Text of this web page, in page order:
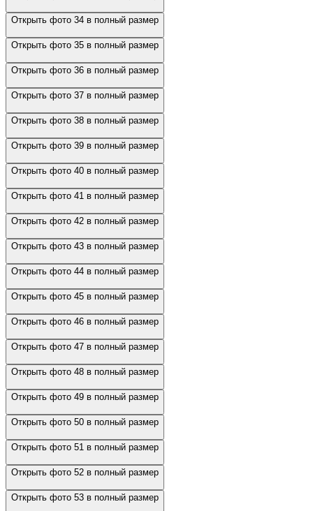
Открыть фото 34 в полный размер
Открыть фото 35 в полный размер
Открыть фото 36 в полный размер
Открыть фото 37 в полный размер
Открыть фото 38 в полный размер
Открыть фото 39 в полный размер
Открыть фото 40 в полный размер
Открыть фото 41 в полный размер
Открыть фото 42 в полный размер
Открыть фото 43 в полный размер
Открыть фото 44 в полный размер
Открыть фото 45 в полный размер
Открыть фото 46 в полный размер
Открыть фото 47 в полный размер
Открыть фото 48 в полный размер
Открыть фото 49 в полный размер
Открыть фото 50 в полный размер
Открыть фото 51 в полный размер
Открыть фото 52 в полный размер
Открыть фото 53 в полный размер